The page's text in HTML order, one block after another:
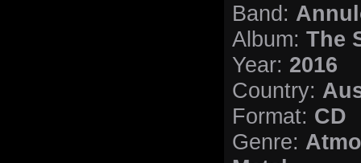
Band:
Album: The
Year: 2016
Country:
Format: CD
Genre: